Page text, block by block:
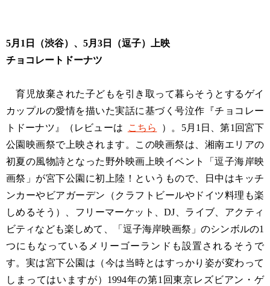
5月1日（渋谷）、5月3日（逗子）上映
チョコレートドーナツ
育児放棄された子どもを引き取って暮らそうとするゲイ
カップルの愛情を描いた実話に基づく号泣作『チョコレー
トドーナツ』（レビューは
こちら
）。5月1日、第1回宮下
公園映画祭で上映されます。この映画祭は、湘南エリアの
初夏の風物詩となった野外映画上映イベント「逗子海岸映
画祭」が宮下公園に初上陸！というもので、日中はキッチ
ンカーやビアガーデン（クラフトビールやドイツ料理も楽
しめるそう）、フリーマーケット、DJ、ライブ、アクティ
ビティなども楽しめて、「逗子海岸映画祭」のシンボルの1
つにもなっているメリーゴーランドも設置されるそうで
す。実は宮下公園は（今は当時とはすっかり姿が変わって
しまってはいますが）1994年の第1回東京レズビアン・ゲ